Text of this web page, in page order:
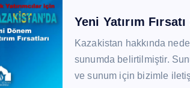
Yeni Yatırım
Kazakistan hakkında
sunumda belirtilmiştir.
ve sunum için bizimle